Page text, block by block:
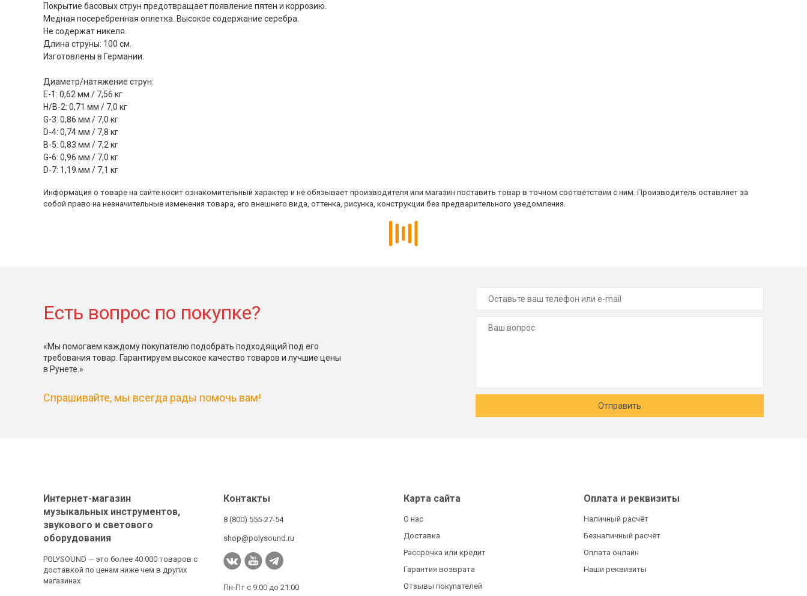
Покрытие басовых струн предотвращает появление пятен и коррозию.
Медная посеребренная оплетка. Высокое содержание серебра.
Не содержат никеля.
Длина струны: 100 см.
Изготовлены в Германии.
Диаметр/натяжение струн:
E-1: 0,62 мм / 7,56 кг
H/B-2: 0,71 мм / 7,0 кг
G-3: 0,86 мм / 7,0 кг
D-4: 0,74 мм / 7,8 кг
B-5: 0,83 мм / 7,2 кг
G-6: 0,96 мм / 7,0 кг
D-7: 1,19 мм / 7,1 кг
Информация о товаре на сайте носит ознакомительный характер и не обязывает производителя или магазин поставить товар в точном соответствии с ним. Производитель оставляет за
собой право на незначительные изменения товара, его внешнего вида, оттенка, рисунка, конструкции без предварительного уведомления.
Есть вопрос по покупке?
«Мы помогаем каждому покупателю подобрать подходящий под его
требования товар. Гарантируем высокое качество товаров и лучшие цены
в Рунете.»
Спрашивайте, мы всегда рады помочь вам!
Отправить
Интернет-магазин
музыкальных инструментов,
звукового и светового
оборудования
POLYSOUND — это более 40 000 товаров с
доставкой по ценам ниже чем в других
магазинах
Контакты
8 (800) 555-27-54
shop@polysound.ru
Пн-Пт с 9:00 до 21:00
Карта сайта
О нас
Доставка
Рассрочка или кредит
Гарантия возврата
Отзывы покупателей
Оплата и реквизиты
Наличный расчёт
Безналичный расчёт
Оплата онлайн
Наши реквизиты